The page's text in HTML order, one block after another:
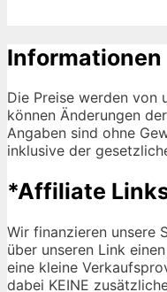
Informationen
Die Preise werden von
können Änderungen
Angaben sind ohne
inklusive der
*Affiliate
Wir finanzieren unsere
über unseren Link
eine kleine
dabei KEINE